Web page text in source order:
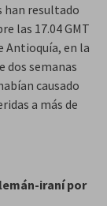
han resultado
las 17.04 GMT
Antioquía, en la
dos semanas
causado
a más de
iraní por